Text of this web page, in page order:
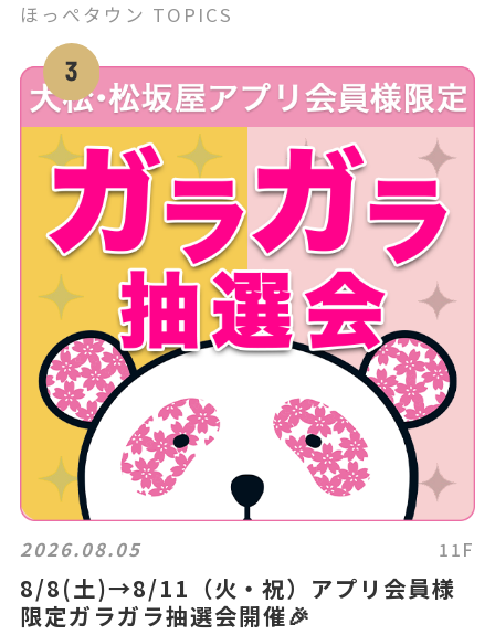
ほっぺタウン TOPICS
2026.08.05 11F
8/8(土)→8/11（火・祝）アプリ会員様
限定ガラガラ抽選会開催🎉